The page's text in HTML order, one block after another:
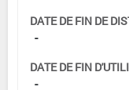
DATE DE FIN DE
-
DATE DE FIN
-